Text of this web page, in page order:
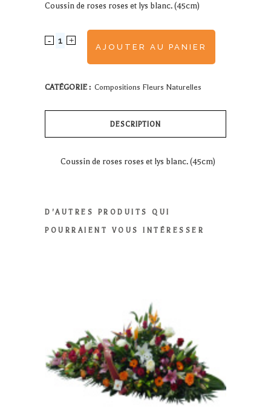
Coussin de roses roses et lys blanc. (45cm)
COUSSIN
AJOUTER AU PANIER
CATÉGORIE : Compositions Fleurs Naturelles
DESCRIPTION
Coussin de roses roses et lys blanc. (45cm)
D'AUTRES PRODUITS QUI
POURRAIENT VOUS INTÉRESSER